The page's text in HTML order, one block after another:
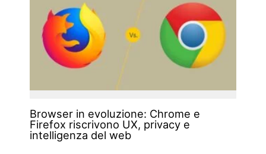
Browser in evoluzione: Chrome e
Firefox riscrivono UX, privacy e
intelligenza del web